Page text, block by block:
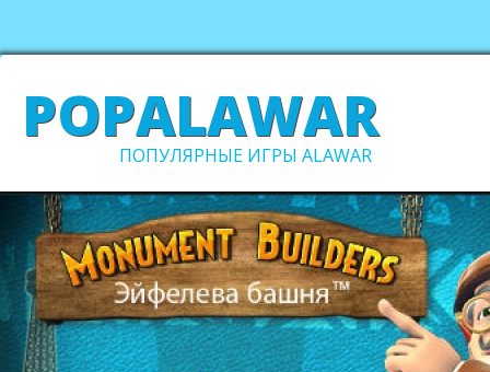
POPALAWAR
ПОПУЛЯРНЫЕ ИГРЫ ALAWAR